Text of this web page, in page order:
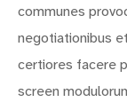
communes
negotiationibus
certiores facere
screen